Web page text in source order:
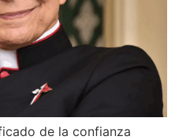
de la confianza